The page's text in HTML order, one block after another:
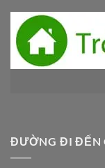
ĐƯỜNG ĐI ĐẾN